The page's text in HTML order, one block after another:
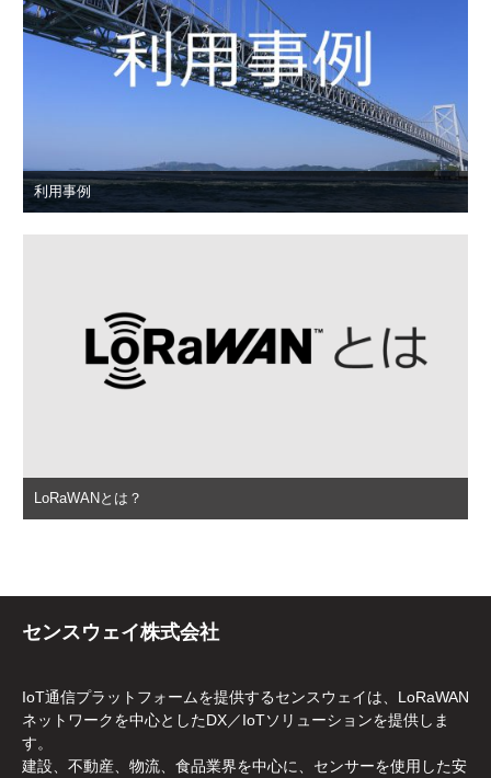
利用事例
LoRaWANとは？
センスウェイ株式会社
IoT通信プラットフォームを提供するセンスウェイは、LoRaWAN
ネットワークを中心としたDX／IoTソリューションを提供しま
す。
建設、不動産、物流、食品業界を中心に、センサーを使用した安